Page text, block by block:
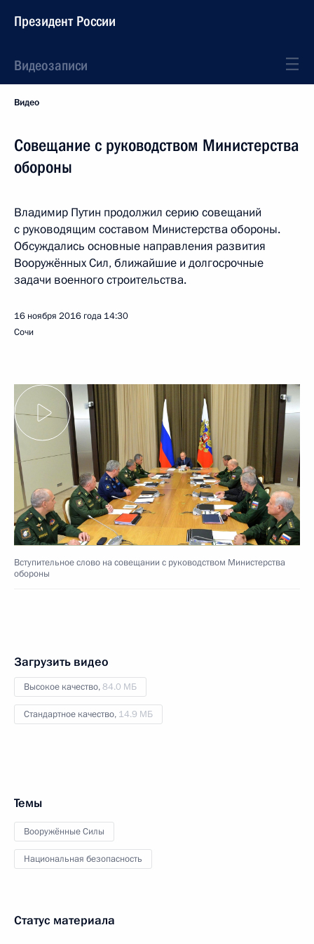
Президент России
Видеозаписи
Видео
Совещание с руководством Министерства
обороны
Владимир Путин продолжил серию совещаний
с руководящим составом Министерства обороны.
Обсуждались основные направления развития
Вооружённых Сил, ближайшие и долгосрочные
задачи военного строительства.
16 ноября 2016 года 14:30
Сочи
Вступительное слово на совещании с руководством Министерства
обороны
Загрузить видео
Высокое качество,84.0 МБ
Стандартное качество, 14.9 МБ
Темы
Вооружённые Силы
Национальная безопасность
Статус материала